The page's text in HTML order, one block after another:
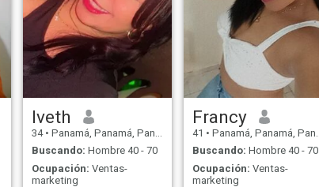
Iveth
34 • Panamá, Panamá, Panamá
Buscando: Hombre 40 - 70
Ocupación: Ventas-
marketing
Francy
41 • Panamá, Panamá, Panamá
Buscando: Hombre 40 - 70
Ocupación: Ventas-
marketing